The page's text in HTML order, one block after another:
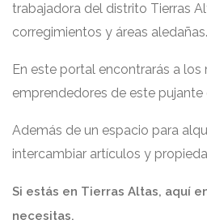
trabajadora del distrito Tierras
corregimientos y áreas aledañas.
En este portal encontrarás a
emprendedores de este pujante
Además de un espacio para
intercambiar artículos y
Si estás en Tierras Altas, aquí
necesitas.